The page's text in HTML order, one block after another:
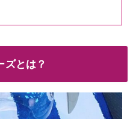
ズとは？